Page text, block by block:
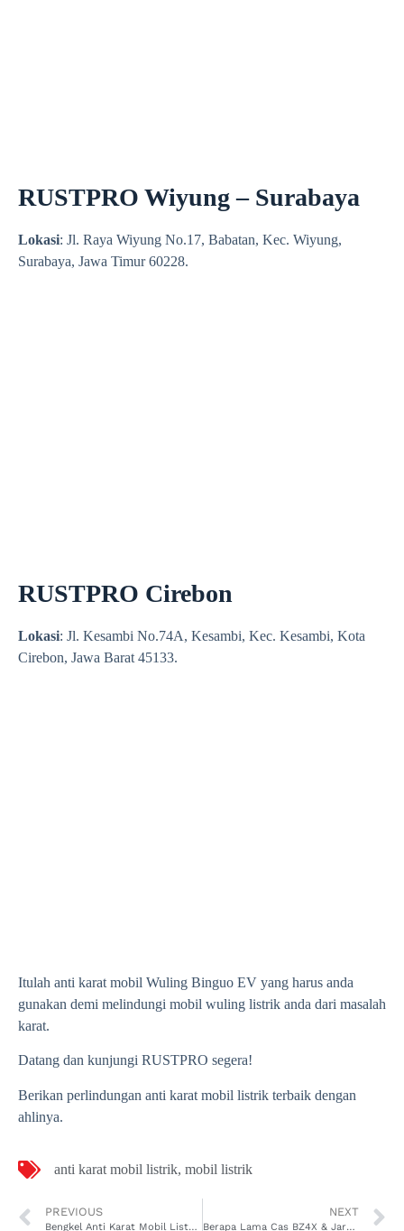
RUSTPRO Wiyung – Surabaya
Lokasi: Jl. Raya Wiyung No.17, Babatan, Kec. Wiyung,
Surabaya, Jawa Timur 60228.
RUSTPRO Cirebon
Lokasi: Jl. Kesambi No.74A, Kesambi, Kec. Kesambi, Kota
Cirebon, Jawa Barat 45133.
Itulah anti karat mobil Wuling Binguo EV yang harus anda
gunakan demi melindungi mobil wuling listrik anda dari masalah
karat.
Datang dan kunjungi RUSTPRO segera!
Berikan perlindungan anti karat mobil listrik terbaik dengan
ahlinya.
anti karat mobil listrik, mobil listrik
PREVIOUS
Bengkel Anti Karat Mobil Listrik Terbaik, Garansi 8 Tahun
NEXT
Berapa Lama Cas BZ4X & Jarak Tempuhnya? Ini Jawabannya